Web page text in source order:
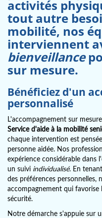
activités
tout autre
mobilité, nos
interviennent
bienveillance
sur mesure.
Bénéficiez d'un
personnalisé
L'accompagnement sur
Service d'aide à la mobilité
chaque intervention est
personne aidée. Nos
expérience considérable dans
un suivi individualisé. En
des préférences personnelles,
accompagnement qui
sécurité.
Notre démarche s'appuie sur